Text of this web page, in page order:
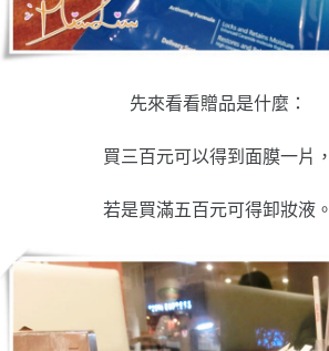
先來看看贈品是什麼：
買三百元可以得到面膜一片，
若是買滿五百元可得卸妝液。